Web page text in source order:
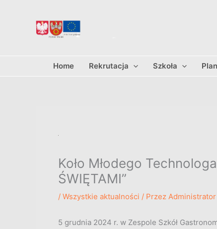
Home Rekrutacja Szkoła
Koło Młodego
ŚWIĘTAMI”
/ Wszystkie aktualności / Przez Administrator
5 grudnia 2024 r. w Zespole Szkół